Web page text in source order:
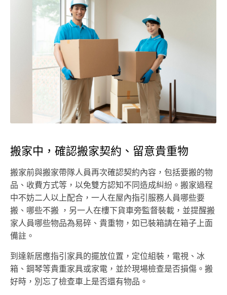
搬家中，確認搬家契約、留意貴重物
搬家前與搬家帶隊人員再次確認契約內容，包括要搬的物
品、收費方式等，以免雙方認知不同造成糾紛。搬家過程
中不妨二人以上配合，一人在屋內指引服務人員哪些要
搬、哪些不搬 ，另一人在樓下貨車旁監督裝載，並提醒搬
家人員哪些物品為易碎、貴重物，如已裝箱請在箱子上面
備註。
到達新居應指引家具的擺放位置，定位組裝，電視、冰
箱、鋼琴等貴重家具或家電，並於現場檢查是否損傷。搬
好時，別忘了檢查車上是否還有物品。